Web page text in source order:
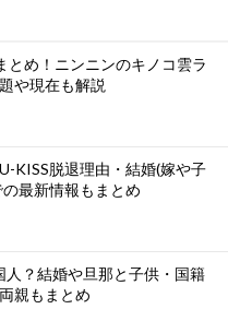
とめ！ニンニンのキノコ雲ラ
や現在も解説
KISS脱退理由・結婚(嫁や子
最新情報もまとめ
人？結婚や旦那と子供・国籍
親もまとめ